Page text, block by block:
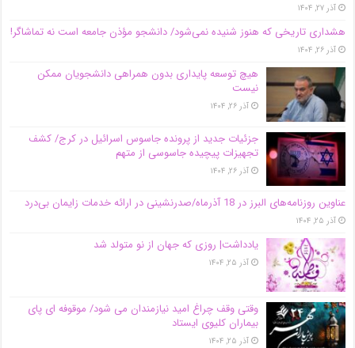
آذر ۲۷, ۱۴۰۴
هشداری تاریخی که هنوز شنیده نمی‌شود/ دانشجو مؤذن جامعه است نه تماشاگر!
آذر ۲۶, ۱۴۰۴
هیچ توسعه پایداری بدون همراهی دانشجویان ممکن
نیست
آذر ۲۶, ۱۴۰۴
جزئیات جدید از پرونده جاسوس اسرائیل در کرج/‌ کشف
تجهیزات پیچیده جاسوسی از متهم
آذر ۲۶, ۱۴۰۴
عناوین روزنامه‌های البرز در ‌18 آذرماه/صدرنشینی در ارائه خدمات زایمان بی‌درد
آذر ۲۵, ۱۴۰۴
یادداشت| روزی که جهان از نو متولد شد
آذر ۲۵, ۱۴۰۴
وقتی وقف چراغ امید نیازمندان می شود/ موقوفه ای پای
بیماران کلیوی ایستاد
آذر ۲۵, ۱۴۰۴